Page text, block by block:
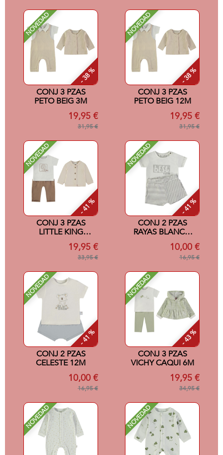
NOVEDAD
- 38 %
CONJ 3 PZAS
PETO BEIG 3M
19,95 €
31,95 €
NOVEDAD
- 38 %
CONJ 3 PZAS
PETO BEIG 12M
19,95 €
31,95 €
NOVEDAD
- 41 %
CONJ 3 PZAS
LITTLE KING
CRUDO 12M19,95 €
33,95 €
NOVEDAD
- 41 %
CONJ 2 PZAS
RAYAS BLANCO
10,00 €
16,95 €
NOVEDAD
- 41 %
CONJ 2 PZAS
CELESTE 12M
10,00 €
16,95 €
NOVEDAD
- 43 %
CONJ 3 PZAS
VICHY CAQUI 6M
19,95 €
34,95 €
NOVEDAD NOVEDAD